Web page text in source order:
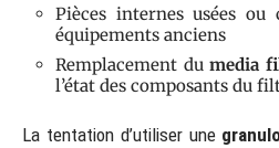
Pièces internes usées ou
équipements anciens
Remplacement dumedia
l’état des composants du
La tentation d’utiliser une